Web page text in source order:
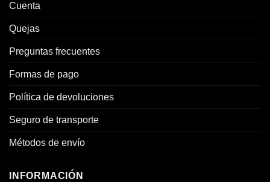
Cuenta
Quejas
Preguntas frecuentes
Formas de pago
Política de devoluciones
Seguro de transporte
Métodos de envío
INFORMACIÓN